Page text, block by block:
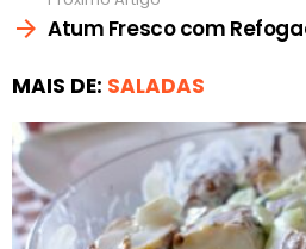
Atum Fresco com
MAIS DE: SALADAS